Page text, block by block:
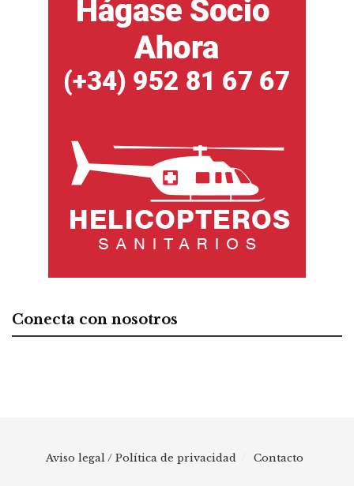
Conecta con nosotros
Aviso legal / Política de privacidad Contacto